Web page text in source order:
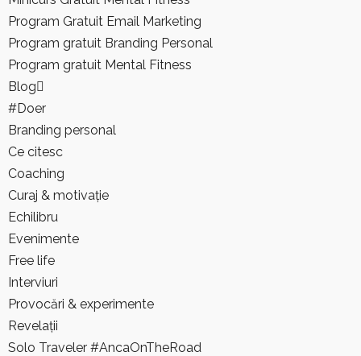
Program Gratuit Email Marketing
Program gratuit Branding Personal
Program gratuit Mental Fitness
Blog
#Doer
Branding personal
Ce citesc
Coaching
Curaj & motivație
Echilibru
Evenimente
Free life
Interviuri
Provocări & experimente
Revelații
Solo Traveler #AncaOnTheRoad
Branding personal
Ce citesc
Coaching
Curaj & motivație
Echilibru
Evenimente
Free life
Interviuri
Provocări & experimente
Revelații
Solo Traveler #AncaOnTheRoad
Media
Contact
Anca
Coaching